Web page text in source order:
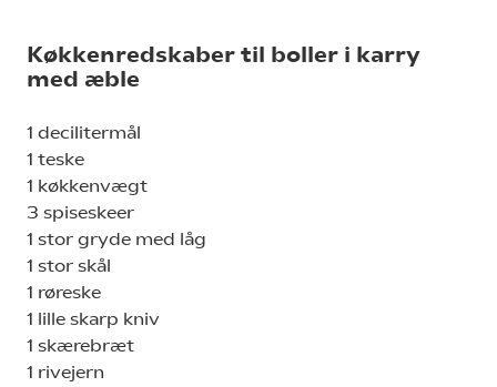
Køkkenredskaber til boller i karry
med æble
1 decilitermål
1 teske
1 køkkenvægt
3 spiseskeer
1 stor gryde med låg
1 stor skål
1 røreske
1 lille skarp kniv
1 skærebræt
1 rivejern